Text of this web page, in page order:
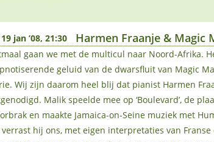
jan ’08, 21:30 Harmen Fraanje & Magic
gaan we met de multicul naar Noord-Afrika.
geluid van de dwarsfluit van Magic
Wij zijn daarom heel blij dat pianist Harmen
Malik speelde mee op ‘Boulevard’, de
en maakte Jamaica-on-Seine muziek met
hij ons, met eigen interpretaties van